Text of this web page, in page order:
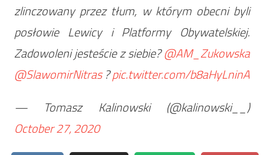
zlinczowany przez tłum, w którym obecni byli
posłowie Lewicy i Platformy Obywatelskiej.
Zadowoleni jesteście z siebie?@AM_Zukowska
@SlawomirNitras?pic.twitter.com/b8aHyLninA
— Tomasz Kalinowski (@kalinowski__)
October 27, 2020